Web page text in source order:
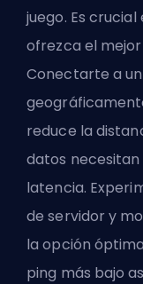
juego. Es
ofrezca el
Conectarte a
reduce la
datos
latencia.
de servidor y
la opción
ping más bajo